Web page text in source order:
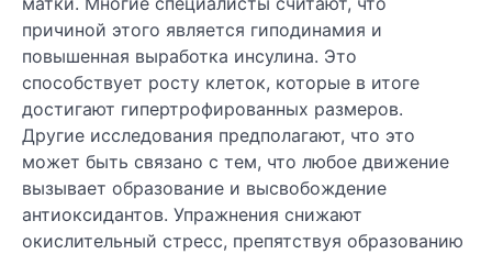
причиной этого является гиподинамия и
повышенная выработка инсулина. Это
способствует росту клеток, которые в итоге
достигают гипертрофированных размеров.
Другие исследования предполагают, что это
может быть связано с тем, что любое движение
вызывает образование и высвобождение
антиоксидантов. Упражнения снижают
окислительный стресс, препятствуя образованию